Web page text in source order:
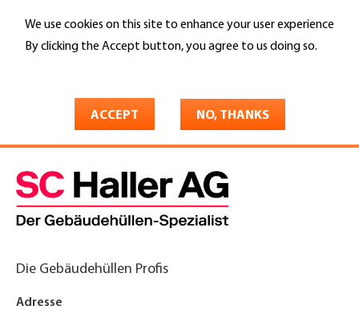
We use cookies on this site to enhance your user experience
By clicking the Accept button, you agree to us doing so.
ACCEPT NO, THANKS
main
Search
SC Haller AG
Die Gebäudehüllen Profis
Adresse